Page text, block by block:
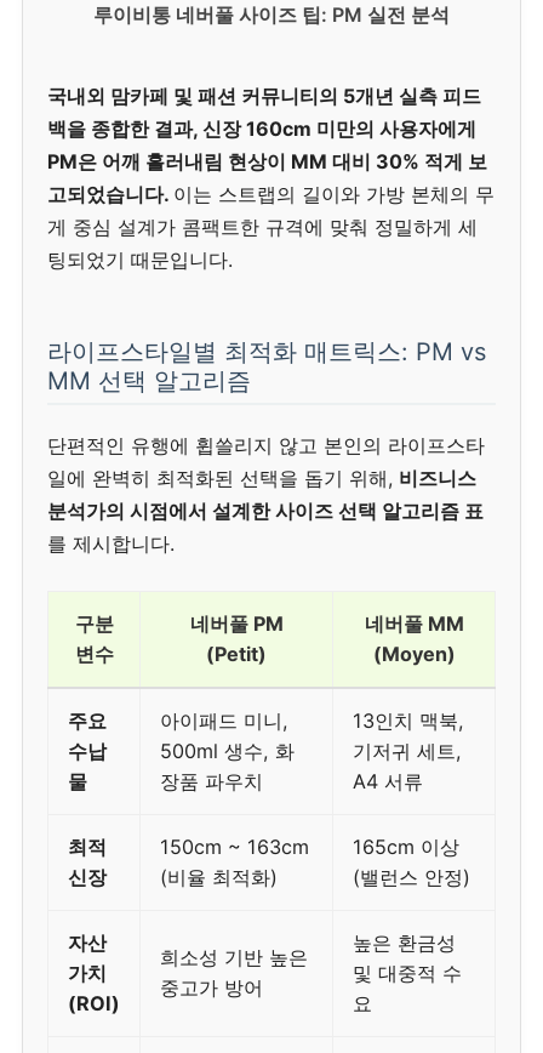
루이비통 네버풀 사이즈 팁: PM 실전 분석
국내외 맘카페 및 패션 커뮤니티의 5개년 실측 피드
백을 종합한 결과, 신장 160cm 미만의 사용자에게
PM은 어깨 흘러내림 현상이 MM 대비 30% 적게 보
고되었습니다. 이는 스트랩의 길이와 가방 본체의 무
게 중심 설계가 콤팩트한 규격에 맞춰 정밀하게 세
팅되었기 때문입니다.
라이프스타일별 최적화 매트릭스: PM vs
MM 선택 알고리즘
단편적인 유행에 휩쓸리지 않고 본인의 라이프스타
일에 완벽히 최적화된 선택을 돕기 위해, 비즈니스
분석가의 시점에서 설계한 사이즈 선택 알고리즘 표
를 제시합니다.
구분
변수
네버풀 PM
(Petit)
네버풀 MM
(Moyen)
주요
수납
물
아이패드 미니,
500ml 생수, 화
장품 파우치
13인치 맥북,
기저귀 세트,
A4 서류
최적
신장
150cm ~ 163cm
(비율 최적화)
165cm 이상
(밸런스 안정)
자산
가치
(ROI)
희소성 기반 높은
중고가 방어
높은 환금성
및 대중적 수
요